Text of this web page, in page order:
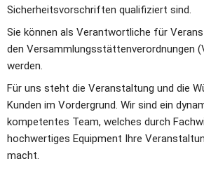
Sicherheitsvorschriften qualifiziert sind.
Sie können als Verantwortliche für
den Versammlungsstättenverordnungen
werden.
Für uns steht die Veranstaltung und die
Kunden im Vordergrund. Wir sind ein
kompetentes Team, welches durch
hochwertiges Equipment Ihre
macht.